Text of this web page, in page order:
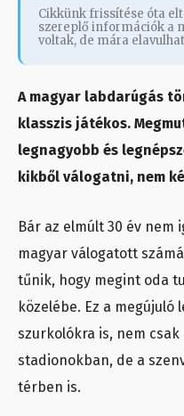
Cikkünk frissítése óta
szereplő információk a
voltak, de mára
A magyar labdarúgás
klasszis játékos.
legnagyobb és
kikből válogatni, nem
Bár az elmúlt 30 év nem
magyar válogatott
tűnik, hogy megint oda
közelébe. Ez a
szurkolókra is, nem
stadionokban, de a
térben is.